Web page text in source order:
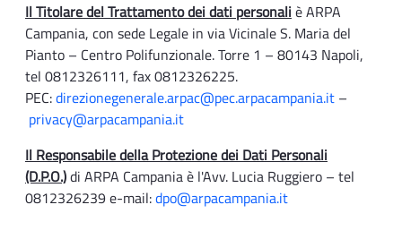
Il Titolare del Trattamento dei dati personali è ARPA
Campania, con sede Legale in via Vicinale S. Maria del
Pianto – Centro Polifunzionale. Torre 1 – 80143 Napoli,
tel 0812326111, fax 0812326225.
PEC:direzionegenerale.arpac@pec.arpacampania.it –
privacy@arpacampania.it
Il Responsabile della Protezione dei Dati Personali
(D.P.O.)di ARPA Campania è l'Avv. Lucia Ruggiero – tel
0812326239 e-mail:dpo@arpacampania.it